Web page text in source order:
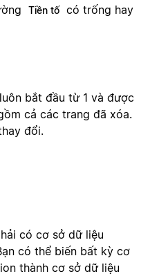
Tiền tố có trống hay
bắt đầu từ 1 và được
cả các trang đã xóa.
đổi.
có cơ sở dữ liệu
có thể biến bất kỳ cơ
thành cơ sở dữ liệu